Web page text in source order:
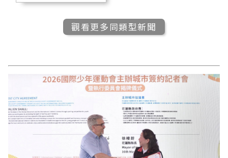
觀看更多同類型新聞